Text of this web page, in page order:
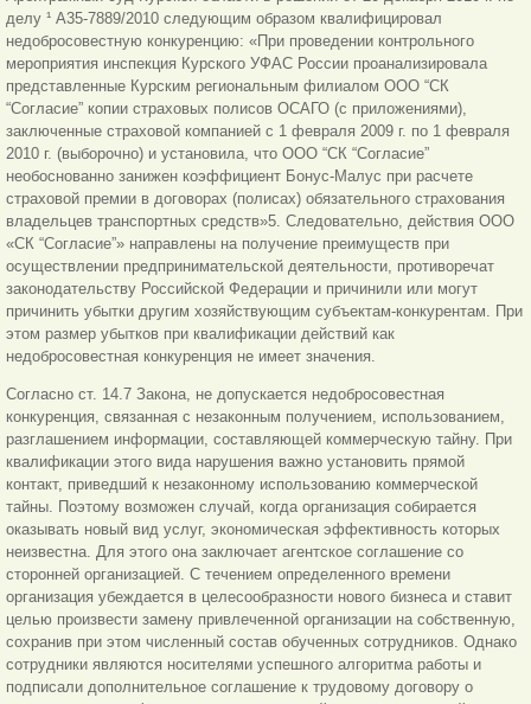
делу ¹ А35-7889/2010 следующим образом квалифицировал
недобросовестную конкуренцию: «При проведении контрольного
мероприятия инспекция Курского УФАС России проанализировала
представленные Курским региональным филиалом ООО “СК
“Согласие” копии страховых полисов ОСАГО (с приложениями),
заключенные страховой компанией с 1 февраля 2009 г. по 1 февраля
2010 г. (выборочно) и установила, что ООО “СК “Согласие”
необоснованно занижен коэффициент Бонус-Малус при расчете
страховой премии в договорах (полисах) обязательного страхования
владельцев транспортных средств»5. Следовательно, действия ООО
«СК “Согласие”» направлены на получение преимуществ при
осуществлении предпринимательской деятельности, противоречат
законодательству Российской Федерации и причинили или могут
причинить убытки другим хозяйствующим субъектам-конкурентам. При
этом размер убытков при квалификации действий как
недобросовестная конкуренция не имеет значения.
Согласно ст. 14.7 Закона, не допускается недобросовестная
конкуренция, связанная с незаконным получением, использованием,
разглашением информации, составляющей коммерческую тайну. При
квалификации этого вида нарушения важно установить прямой
контакт, приведший к незаконному использованию коммерческой
тайны. Поэтому возможен случай, когда организация собирается
оказывать новый вид услуг, экономическая эффективность которых
неизвестна. Для этого она заключает агентское соглашение со
сторонней организацией. С течением определенного времени
организация убеждается в целесообразности нового бизнеса и ставит
целью произвести замену привлеченной организации на собственную,
сохранив при этом численный состав обученных сотрудников. Однако
сотрудники являются носителями успешного алгоритма работы и
подписали дополнительное соглашение к трудовому договору о